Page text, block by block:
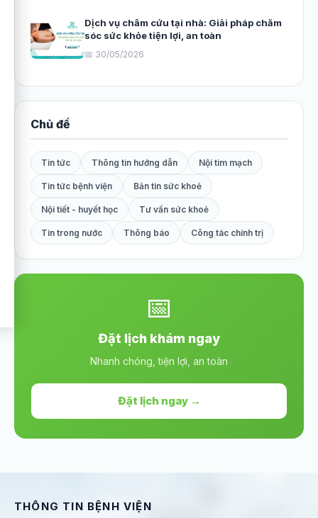
Dịch vụ châm cứu tại nhà: Giải pháp chăm
sóc sức khỏe tiện lợi, an toàn
📅 30/05/2026
Chủ đề
Tin tức Thông tin hướng dẫn Nội tim mạch
Tin tức bệnh viện Bản tin sức khoẻ
Nội tiết - huyết học Tư vấn sức khoẻ
Tin trong nước Thông báo Công tác chính trị
📅
Đặt lịch khám ngay
Nhanh chóng, tiện lợi, an toàn
Đặt lịch ngay →
THÔNG TIN BỆNH VIỆN